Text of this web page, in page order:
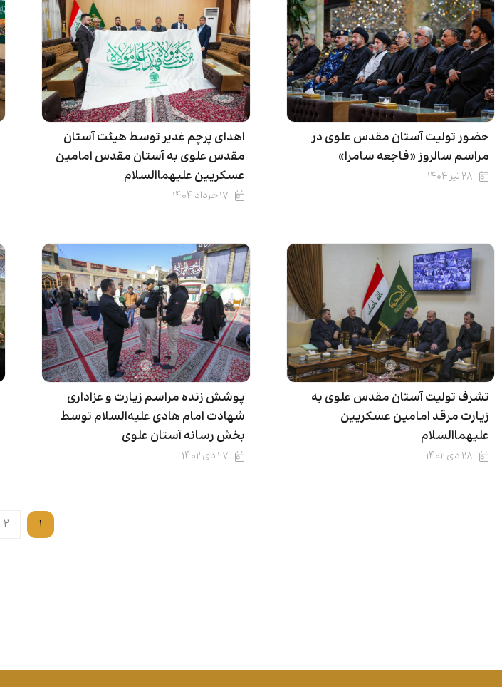
حضور تولیت آستان مقدس علوی در
مراسم سالروز «فاجعه سامرا»
۲۸ تیر ۱۴۰۴
اهدای پرچم غدیر توسط هیئت آستان
مقدس علوی به آستان مقدس امامین
عسکریین علیهماالسلام
۱۷ خرداد ۱۴۰۴
تشرف تولیت آستان مقدس علوی به
زیارت مرقد امامین عسکریین
علیهما‌السلام
۲۸ دی ۱۴۰۲
پوشش زنده مراسم زیارت و عزاداری
شهادت امام هادی علیه‌السلام توسط
بخش رسانه آستان علوی
۲۷ دی ۱۴۰۲
۱ ۲